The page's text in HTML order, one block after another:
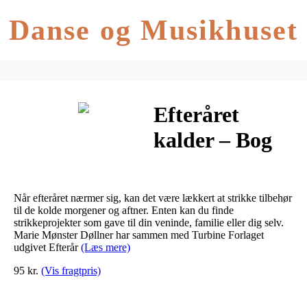
Danse og Musikhuset
Efteråret
kalder – Bog
Mønster
Døllner
Når efteråret nærmer sig, kan det være lækkert at strikke tilbehør
til de kolde morgener og aftner. Enten kan du finde
strikkeprojekter som gave til din veninde, familie eller dig selv.
Marie Mønster Døllner har sammen med Turbine Forlaget
udgivet Efterår(Læs mere)
95 kr. (Vis fragtpris)